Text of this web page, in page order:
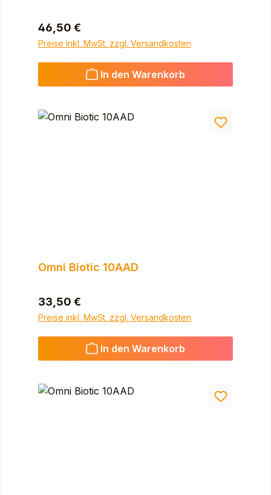
Regulärer Preis:
46,50 €
Preise inkl. MwSt. zzgl. Versandkosten
In den Warenkorb
Omni Biotic 10AAD
Regulärer Preis:
33,50 €
Preise inkl. MwSt. zzgl. Versandkosten
In den Warenkorb